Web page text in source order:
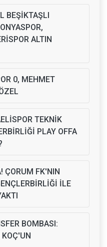
BEŞİKTAŞLI
ALTIN
0, MEHMET
TEKNİK
PLAY OFFA
ÇORUM FK'NIN
İLE
BOMBASI: